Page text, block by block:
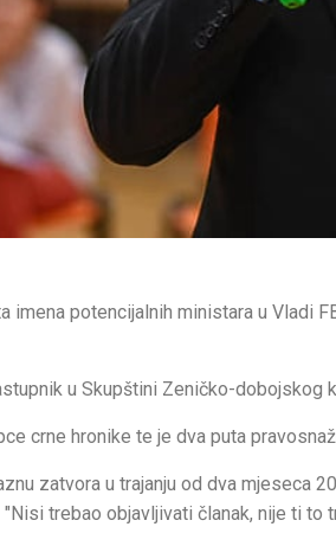
imena potencijalnih ministara u Vladi
u Skupštini Zeničko-
crne hronike te je dva puta
zatvora u trajanju od dva mjeseca
trebao objavljivati članak, nije ti